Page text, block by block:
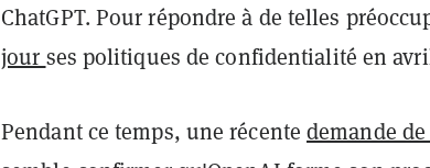
ChatGPT. Pour répondre à de telles
jour ses politiques de confidentialité en
Pendant ce temps, une récentedemande